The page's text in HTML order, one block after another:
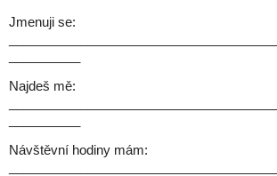
Jmenuji se:
Najdeš mě:
Návštěvní hodiny mám: